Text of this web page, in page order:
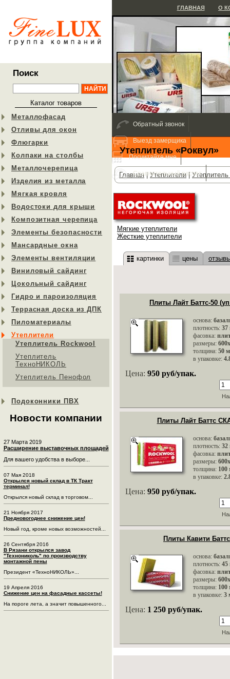
Поиск
Каталог товаров
Металлофасад
Отливы для окон
Флюгарки
Колпаки на столбы
Металлочерепица
Изделия из металла
Мягкая кровля
Водостоки для крыши
Композитная черепица
Элементы безопасности
Мансардные окна
Элементы вентиляции
Виниловый сайдинг
Цокольный сайдинг
Гидро и пароизоляция
Террасная доска из ДПК
Пиломатериалы
Утеплители
Утеплитель Rockwool
Утеплитель
ТехноНИКОЛЬ
Утеплитель Пенофол
Подоконники ПВХ
Новости компании
27 Марта 2019
Расширение выставочных площадей
Для вашего удобства в выборе...
07 Мая 2018
Открылся новый склад в ТК Тракт
терминал!
Открылся новый склад в торговом...
21 Ноября 2017
Предновогоднее снижение цен!
Новый год, кроме новых возможностей...
26 Сентября 2016
В Рязани открылся завод
"Технониколь" по производству
монтажной пены
Президент «ТехноНИКОЛЬ»...
19 Апреля 2016
Снижение цен на фасадные кассеты!
На пороге лета, а значит повышенного...
ГЛАВНАЯ О
Утеплитель «Роквул»
Главная|Утеплители|
Мягкие утеплители
Жесткие утеплители
картинки цены
Плиты Лайт Баттс-50
основа:
плотность: 37
фасовка:
размеры:
толщина: 50
в упаковке:
Цена: 950 руб/упак.
Плиты Лайт Баттс
основа:
плотность: 32
фасовка:
размеры:
толщина: 100
в упаковке:
Цена: 950 руб/упак.
Плиты Кавити
основа:
плотность: 45
фасовка:
размеры:
толщина: 100
в упаковке: 3
Цена: 1 250 руб/упак.
Обратный звонок
Выезд замерщика
Посчитайте мне
Сравнительный расчет